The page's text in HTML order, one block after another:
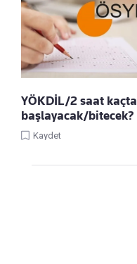
YÖKDİL/2 saat kaçta
başlayacak/bitecek?
Kaydet